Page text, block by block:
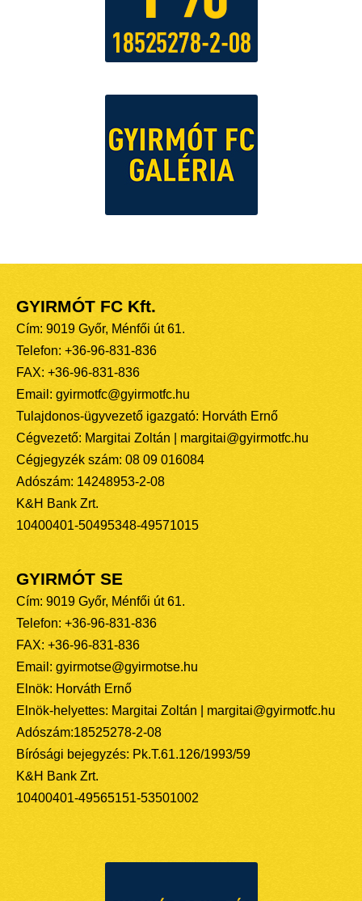
GYIRMÓT FC Kft.
Cím: 9019 Győr, Ménfői út 61.
Telefon: +36-96-831-836
FAX: +36-96-831-836
Email: gyirmotfc@gyirmotfc.hu
Tulajdonos-ügyvezető igazgató: Horváth Ernő
Cégvezető: Margitai Zoltán | margitai@gyirmotfc.hu
Cégjegyzék szám: 08 09 016084
Adószám: 14248953-2-08
K&H Bank Zrt.
10400401-50495348-49571015
GYIRMÓT SE
Cím: 9019 Győr, Ménfői út 61.
Telefon: +36-96-831-836
FAX: +36-96-831-836
Email: gyirmotse@gyirmotse.hu
Elnök: Horváth Ernő
Elnök-helyettes: Margitai Zoltán | margitai@gyirmotfc.hu
Adószám:18525278-2-08
Bírósági bejegyzés: Pk.T.61.126/1993/59
K&H Bank Zrt.
10400401-49565151-53501002